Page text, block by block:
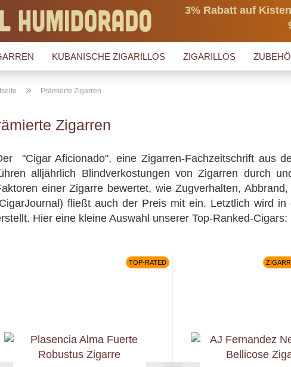
3% Rabatt auf
KUBANISCHE ZIGARILLOS ZIGARILLOS
» Prämierte Zigarren
Zigarren
"Cigar Aficionado", eine Zigarren-Fachzeitschrift aus
alljährlich Blindverkostungen von Zigarren durch
einer Zigarre bewertet, wie Zugverhalten,
fließt auch der Preis mit ein. Letztlich wird
Hier eine kleine Auswahl unserer Top-Ranked-Cigars:
TOP-RATED